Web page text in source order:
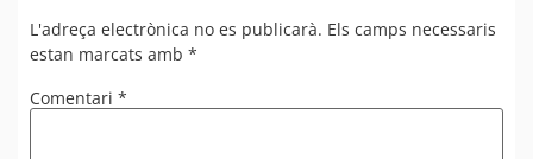
L'adreça electrònica no es publicarà. Els camps necessaris
estan marcats amb *
Comentari *